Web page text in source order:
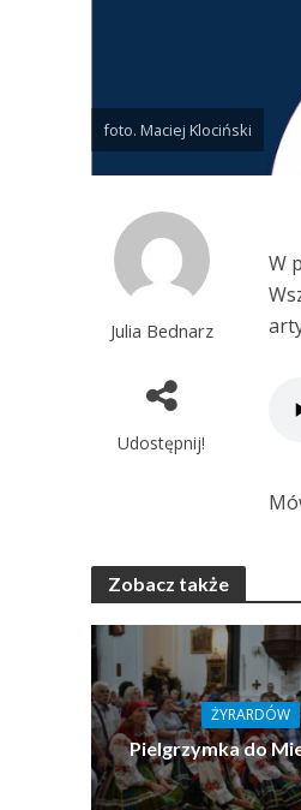
foto. Maciej Klociński
Julia Bednarz
Udostępnij!
W
Zobacz także
ŻYRARDÓW
Pielgrzymka do